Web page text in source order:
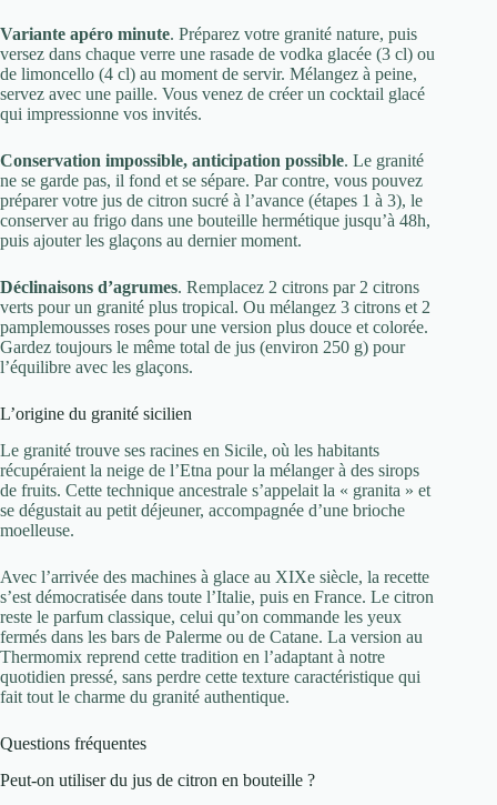
Variante apéro minute. Préparez votre granité nature, puis
versez dans chaque verre une rasade de vodka glacée (3 cl) ou
de limoncello (4 cl) au moment de servir. Mélangez à peine,
servez avec une paille. Vous venez de créer un cocktail glacé
qui impressionne vos invités.
Conservation impossible, anticipation possible. Le granité
ne se garde pas, il fond et se sépare. Par contre, vous pouvez
préparer votre jus de citron sucré à l’avance (étapes 1 à 3), le
conserver au frigo dans une bouteille hermétique jusqu’à 48h,
puis ajouter les glaçons au dernier moment.
Déclinaisons d’agrumes. Remplacez 2 citrons par 2 citrons
verts pour un granité plus tropical. Ou mélangez 3 citrons et 2
pamplemousses roses pour une version plus douce et colorée.
Gardez toujours le même total de jus (environ 250 g) pour
l’équilibre avec les glaçons.
L’origine du granité sicilien
Le granité trouve ses racines en Sicile, où les habitants
récupéraient la neige de l’Etna pour la mélanger à des sirops
de fruits. Cette technique ancestrale s’appelait la « granita » et
se dégustait au petit déjeuner, accompagnée d’une brioche
moelleuse.
Avec l’arrivée des machines à glace au XIXe siècle, la recette
s’est démocratisée dans toute l’Italie, puis en France. Le citron
reste le parfum classique, celui qu’on commande les yeux
fermés dans les bars de Palerme ou de Catane. La version au
Thermomix reprend cette tradition en l’adaptant à notre
quotidien pressé, sans perdre cette texture caractéristique qui
fait tout le charme du granité authentique.
Questions fréquentes
Peut-on utiliser du jus de citron en bouteille ?